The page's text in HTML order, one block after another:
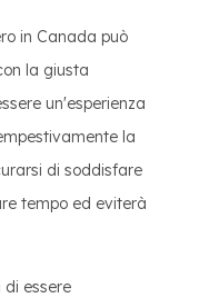
in Canada può
la giusta
un'esperienza
la
di soddisfare
tempo ed eviterà
di essere